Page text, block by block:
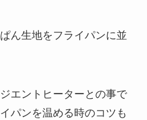
ん生地をフライパンに並
エントヒーターとの事で
パンを温める時のコツも